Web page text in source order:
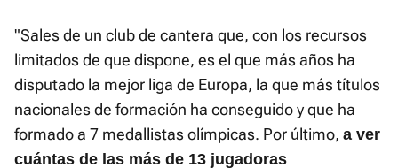
"Sales de un club de cantera que, con los recursos
limitados de que dispone, es el que más años ha
disputado la mejor liga de Europa, la que más títulos
nacionales de formación ha conseguido y que ha
formado a 7 medallistas olímpicas. Por último, a ver
cuántas de las más de 13 jugadoras